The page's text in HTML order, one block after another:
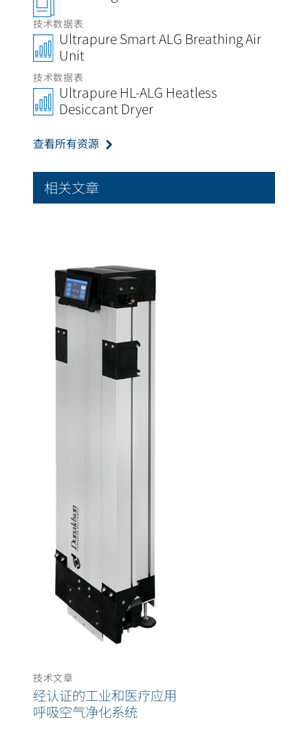
技术数据表
Ultrapure Smart ALG Breathing Air
Unit
技术数据表
Ultrapure HL-ALG Heatless
Desiccant Dryer
查看所有资源
相关文章
技术文章
经认证的工业和医疗应用
呼吸空气净化系统